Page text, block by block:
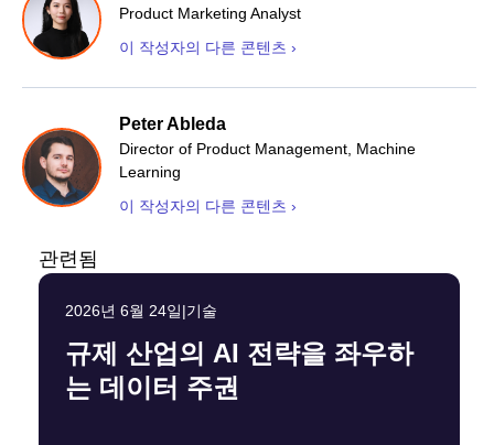
Product Marketing Analyst
이 작성자의 다른 콘텐츠 ›
Peter Ableda
Director of Product Management, Machine
Learning
이 작성자의 다른 콘텐츠 ›
관련됨
2026년 6월 24일|기술
규제 산업의 AI 전략을 좌우하
는 데이터 주권